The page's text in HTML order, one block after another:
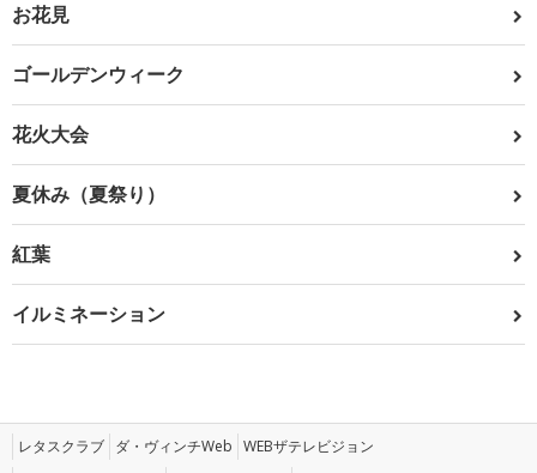
お花見
ゴールデンウィーク
花火大会
夏休み（夏祭り）
紅葉
イルミネーション
レタスクラブ ダ・ヴィンチWeb WEBザテレビジョン